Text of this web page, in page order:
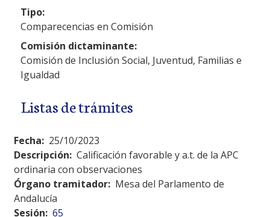
Tipo:
Comparecencias en Comisión
Comisión dictaminante:
Comisión de Inclusión Social, Juventud, Familias e
Igualdad
Listas de trámites
Fecha: 25/10/2023
Descripción: Calificación favorable y a.t. de la APC
ordinaria con observaciones
Órgano tramitador: Mesa del Parlamento de
Andalucía
Sesión: 65